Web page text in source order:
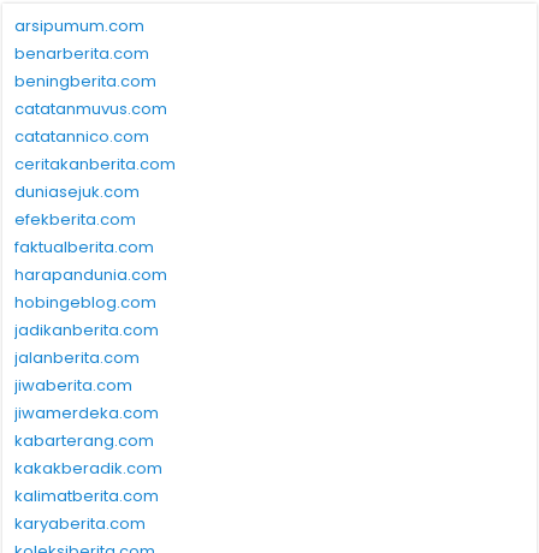
arsipumum.com
benarberita.com
beningberita.com
catatanmuvus.com
catatannico.com
ceritakanberita.com
duniasejuk.com
efekberita.com
faktualberita.com
harapandunia.com
hobingeblog.com
jadikanberita.com
jalanberita.com
jiwaberita.com
jiwamerdeka.com
kabarterang.com
kakakberadik.com
kalimatberita.com
karyaberita.com